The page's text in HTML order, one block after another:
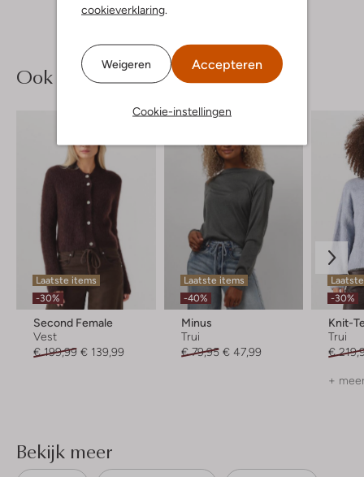
cookieverklaring.
Weigeren Accepteren
Cookie-instellingen
Ook iets voor jou?
Laatste items
-30%
Second Female
Vest
€ 199,99 € 139,99
Laatste items
-40%
Minus
Trui
€ 79,95 € 47,99
-30%
Knit-
Trui
€
+
Bekijk meer